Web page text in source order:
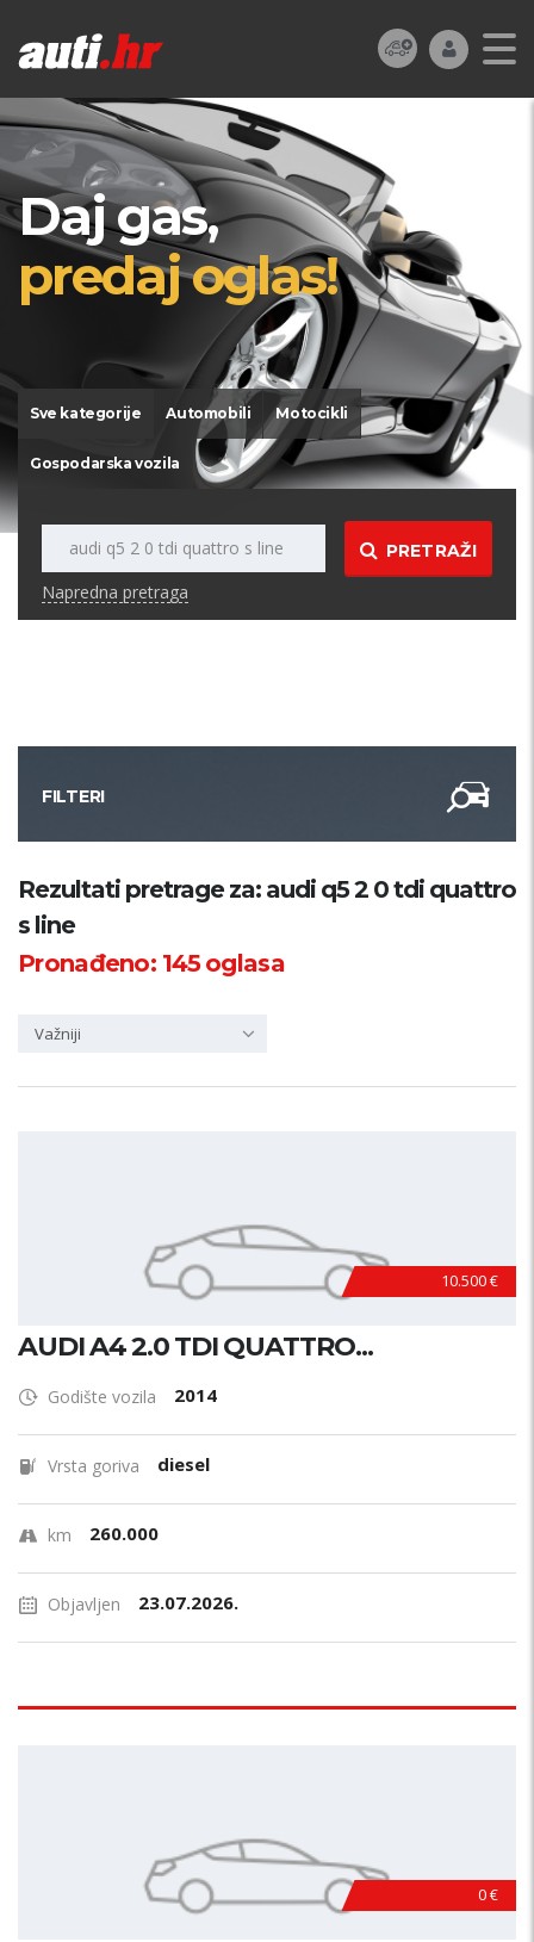
Daj gas,
predaj oglas!
Sve kategorije Automobili Motocikli
Gospodarska vozila
PRETRAŽI
Napredna pretraga
FILTERI
Kategorija
Županija
Rezultati pretrage za: audi q5 2 0 tdi quattro
s line
Pronađeno: 145oglasa
Važniji
10.500 €
AUDI A4 2.0 TDI QUATTRO...
Godište vozila 2014
Vrsta goriva diesel
km 260.000
Objavljen 23.07.2026.
0 €